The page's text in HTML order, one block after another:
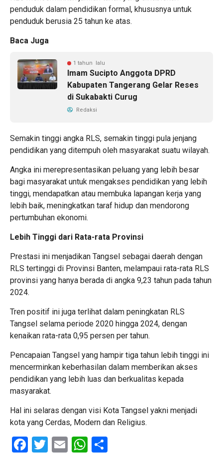
penduduk dalam pendidikan formal, khususnya untuk
penduduk berusia 25 tahun ke atas.
Baca Juga
1 tahun lalu
Imam Sucipto Anggota DPRD
Kabupaten Tangerang Gelar Reses
di Sukabakti Curug
Redaksi
Semakin tinggi angka RLS, semakin tinggi pula jenjang
pendidikan yang ditempuh oleh masyarakat suatu wilayah.
Angka ini merepresentasikan peluang yang lebih besar
bagi masyarakat untuk mengakses pendidikan yang lebih
tinggi, mendapatkan atau membuka lapangan kerja yang
lebih baik, meningkatkan taraf hidup dan mendorong
pertumbuhan ekonomi.
Lebih Tinggi dari Rata-rata Provinsi
Prestasi ini menjadikan Tangsel sebagai daerah dengan
RLS tertinggi di Provinsi Banten, melampaui rata-rata RLS
provinsi yang hanya berada di angka 9,23 tahun pada tahun
2024.
Tren positif ini juga terlihat dalam peningkatan RLS
Tangsel selama periode 2020 hingga 2024, dengan
kenaikan rata-rata 0,95 persen per tahun.
Pencapaian Tangsel yang hampir tiga tahun lebih tinggi ini
mencerminkan keberhasilan dalam memberikan akses
pendidikan yang lebih luas dan berkualitas kepada
masyarakat.
Hal ini selaras dengan visi Kota Tangsel yakni menjadi
kota yang Cerdas, Modern dan Religius.
Facebook
Twitter
EmailWhatsApp